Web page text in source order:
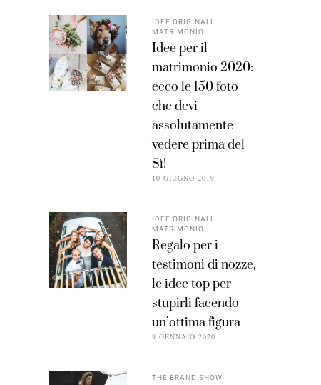
IDEE ORIGINALI
MATRIMONIO
Idee per il
matrimonio 2020:
ecco le 150 foto
che devi
assolutamente
vedere prima del
Sì!
10 GIUGNO 2019
IDEE ORIGINALI
MATRIMONIO
Regalo per i
testimoni di nozze,
le idee top per
stupirli facendo
un’ottima figura
9 GENNAIO 2020
THE BRAND SHOW